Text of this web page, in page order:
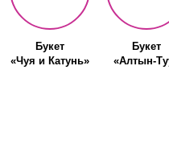
Букет
«Чуя и Катунь»
Букет
«Алтын-